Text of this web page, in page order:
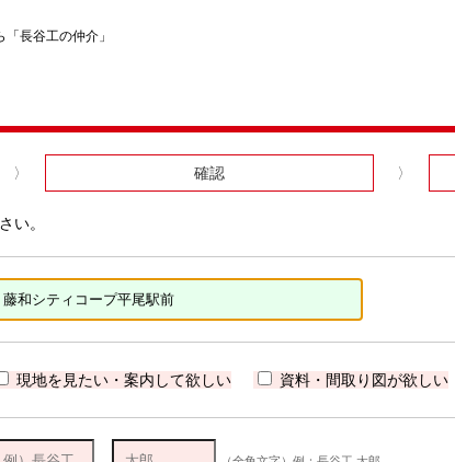
長谷工の仲介」
確認
い。
現地を見たい・案内して欲しい 資料・間取り図が欲しい